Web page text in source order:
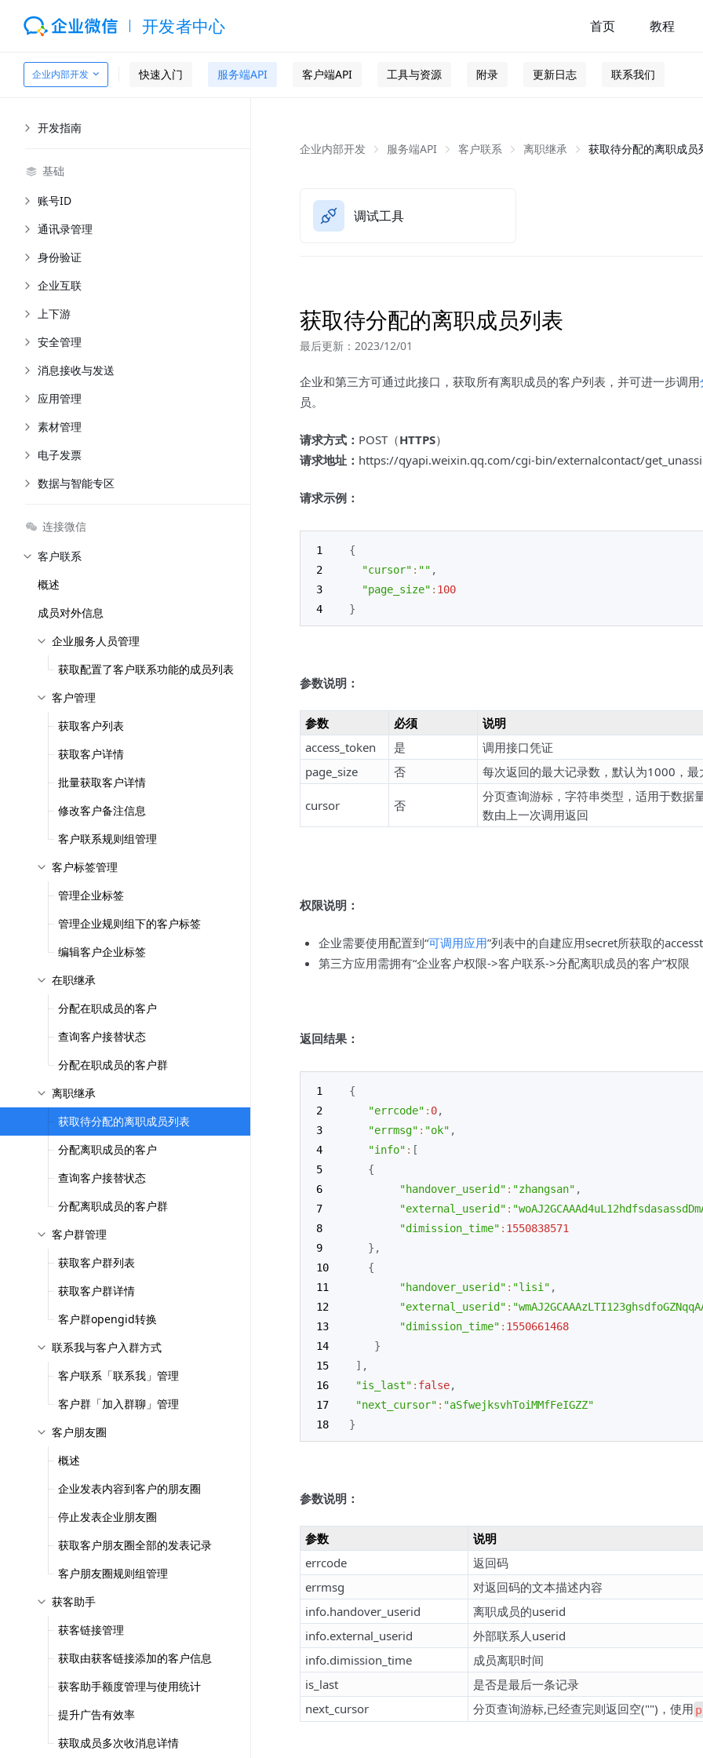
开发者中心 首页 教程
企业内部开发 快速入门 服务端API 客户端API 工具与资源 附录 更新日志 联系我们
开发指南
基础
账号ID
通讯录管理
身份验证
企业互联
上下游
安全管理
消息接收与发送
应用管理
素材管理
电子发票
数据与智能专区
连接微信
客户联系
概述
成员对外信息
企业服务人员管理
获取配置了客户联系功能的成员列表
客户管理
获取客户列表
获取客户详情
批量获取客户详情
修改客户备注信息
客户联系规则组管理
客户标签管理
管理企业标签
管理企业规则组下的客户标签
编辑客户企业标签
在职继承
分配在职成员的客户
查询客户接替状态
分配在职成员的客户群
离职继承
获取待分配的离职成员列表
分配离职成员的客户
查询客户接替状态
分配离职成员的客户群
客户群管理
获取客户群列表
获取客户群详情
客户群opengid转换
联系我与客户入群方式
客户联系「联系我」管理
客户群「加入群聊」管理
客户朋友圈
概述
企业发表内容到客户的朋友圈
停止发表企业朋友圈
获取客户朋友圈全部的发表记录
客户朋友圈规则组管理
获客助手
获客链接管理
获取由获客链接添加的客户信息
获客助手额度管理与使用统计
提升广告有效率
获取成员多次收消息详情
企业内部开发 服务端API 客户联系 离职继承 获取待分配的离职成员
调试工具
获取待分配的离职成员列表
最后更新：2023/12/01
企业和第三方可通过此接口，获取所有离职成员的客户列表，并可进一步调用
员。
请求方式： POST（HTTPS）
请求地址： https://qyapi.weixin.qq.com/cgi-bin/externalcontact/
请求示例：
{
"cursor" : "" ,
"page_size" : 100
}
参数说明：
参数 必须
说明
access_token
是
调用接口凭证
page_size
否 每次返回的最大记录数，默认为1000，
cursor 否
分页查询游标，字符串类型，适用于数据
数由上一次调用返回
权限说明：
企业需要使用配置到“可调用应用”列表中的自建应用secret所获取的
第三方应用需拥有“企业客户权限->客户联系->分配离职成员的客户”权限
返回结果：
{
"errcode" : 0,
"errmsg" : "ok" ,
"info" : [
{
"handover_userid" : "zhangsan" ,
"external_userid" :
"dimission_time" : 1550838571
} ,
{
"handover_userid" : "lisi" ,
"external_userid" :
"dimission_time" : 1550661468
}
] ,
"is_last" : false,
"next_cursor" : "aSfwejksvhToiMMfFeIGZZ"
}
参数说明：
参数
说明
errcode
返回码
errmsg
对返回码的文本描述内容
info.handover_userid
离职成员的userid
info.external_userid
外部联系人userid
info.dimission_time
成员离职时间
is_last
是否是最后一条记录
next_cursor
分页查询游标,已经查完则返回空("")，使用